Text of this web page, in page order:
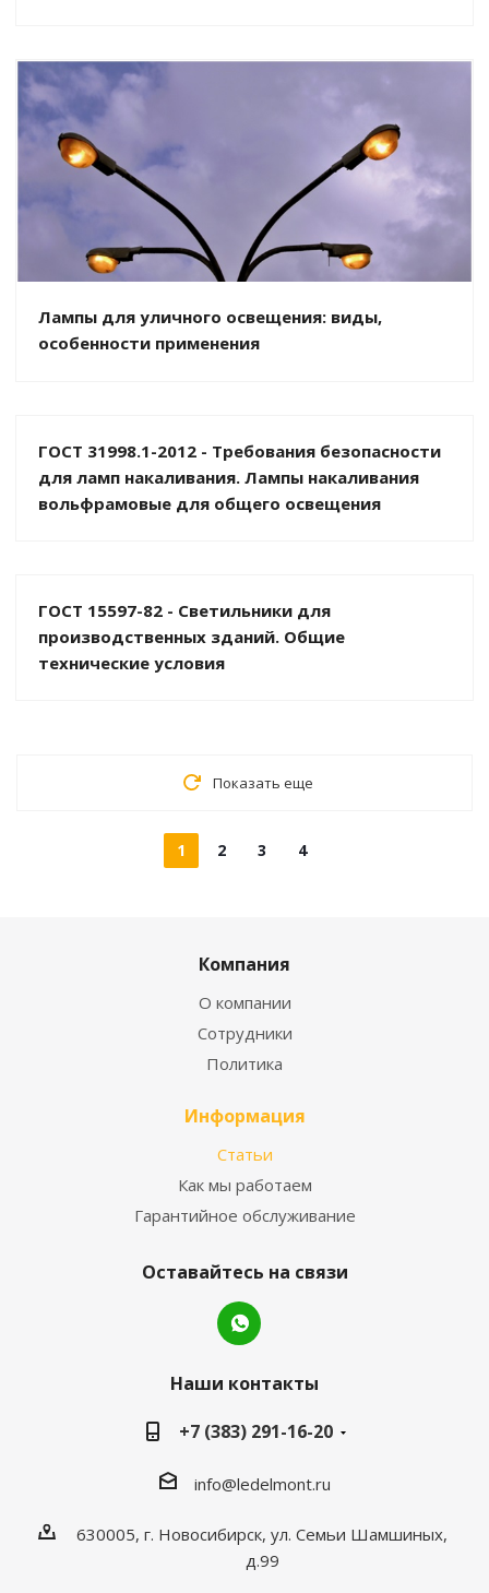
Лампы для уличного освещения: виды,
особенности применения
ГОСТ 31998.1-2012 - Требования безопасности
для ламп накаливания. Лампы накаливания
вольфрамовые для общего освещения
ГОСТ 15597-82 - Светильники для
производственных зданий. Общие
технические условия
Показать еще
1 2 3 4
Компания
О компании
Сотрудники
Политика
Информация
Статьи
Как мы работаем
Гарантийное обслуживание
Оставайтесь на связи
Наши контакты
+7 (383) 291-16-20
info@ledelmont.ru
630005, г. Новосибирск, ул. Семьи Шамшиных,
д.99